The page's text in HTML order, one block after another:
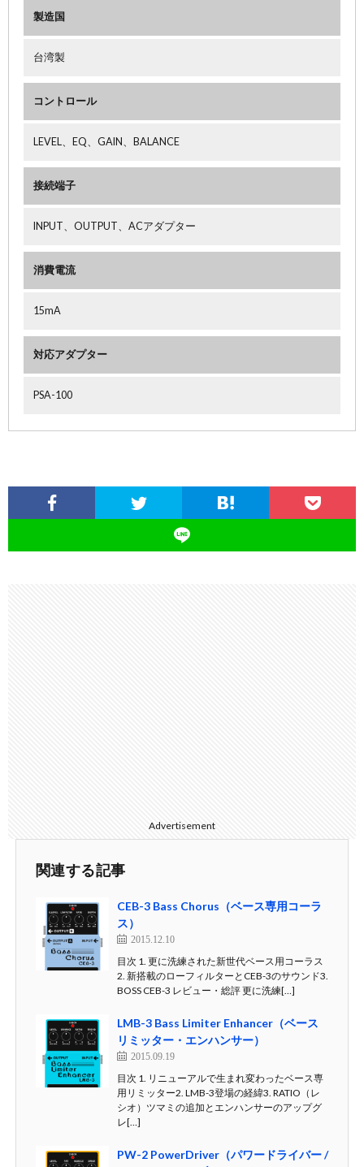
製造国
台湾製
コントロール
LEVEL、EQ、GAIN、BALANCE
接続端子
INPUT、OUTPUT、ACアダプター
消費電流
15mA
対応アダプター
PSA-100
Advertisement
関連する記事
CEB-3 Bass Chorus（ベース専用コーラ
ス）
2015.12.10
目次 1. 更に洗練された新世代ベース用コーラス
2. 新搭載のローフィルターとCEB-3のサウンド3.
BOSS CEB-3 レビュー・総評 更に洗練[…]
LMB-3 Bass Limiter Enhancer（ベース
リミッター・エンハンサー）
2015.09.19
目次 1. リニューアルで生まれ変わったベース専
用リミッター2. LMB-3登場の経緯3. RATIO（レ
シオ）ツマミの追加とエンハンサーのアップグ
レ[…]
PW-2 PowerDriver（パワードライバー /